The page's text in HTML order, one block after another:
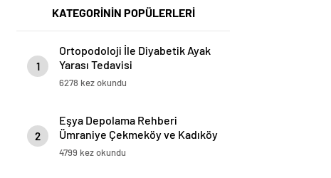
KATEGORİNİN POPÜLERLERİ
1
Ortopodoloji İle Diyabetik Ayak
Yarası Tedavisi
6278 kez okundu
2
Eşya Depolama Rehberi
Ümraniye Çekmeköy ve Kadıköy
4799 kez okundu